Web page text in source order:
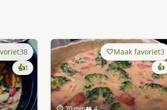
38
👍1keer
lekker
gevonden
Maak favoriet3
👍